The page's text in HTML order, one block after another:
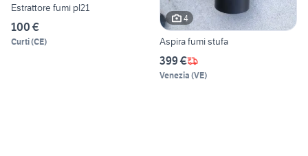
Estrattore fumi pl21
100 €
Curti(CE)
4
Aspira fumi stufa
399 €
Venezia (VE)